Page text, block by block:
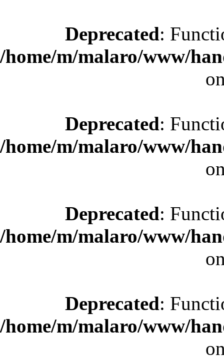
Deprecated:
/home/m/malaro/www/
Deprecated:
/home/m/malaro/www/
Deprecated:
/home/m/malaro/www/
Deprecated:
/home/m/malaro/www/